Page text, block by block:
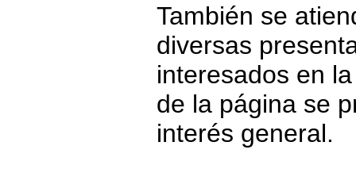
También se
diversas
interesados en
de la página se
interés general.